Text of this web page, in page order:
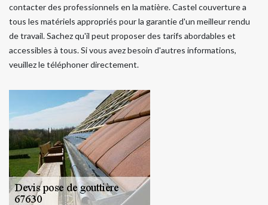
contacter des professionnels en la matière. Castel couverture a
tous les matériels appropriés pour la garantie d'un meilleur rendu
de travail. Sachez qu'il peut proposer des tarifs abordables et
accessibles à tous. Si vous avez besoin d'autres informations,
veuillez le téléphoner directement.